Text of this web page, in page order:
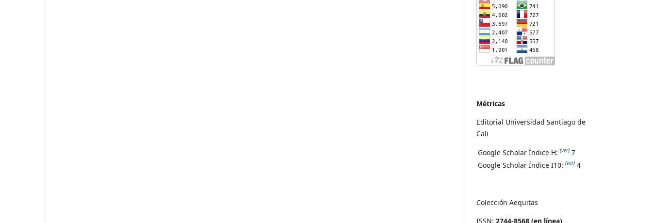
Métricas
Editorial Universidad Santiago de
Cali
Google Scholar Índice H: (ver) 7
Google Scholar Índice I10: (ver) 4
Colección Aequitas
ISSN: 2744-8568 (en línea)